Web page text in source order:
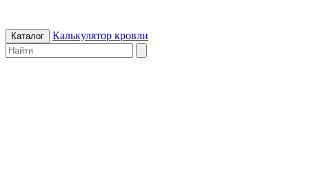
Каталог Калькулятор кровли